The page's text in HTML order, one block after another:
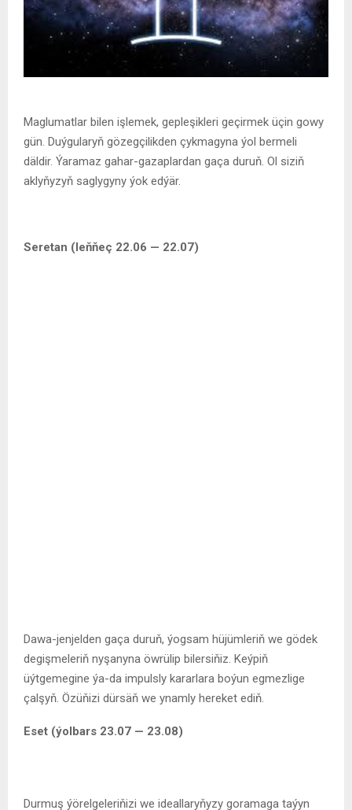
Maglumatlar bilen işlemek, gepleşikleri geçirmek üçin gowy
gün. Duýgularyň gözegçilikden çykmagyna ýol bermeli
däldir. Ýaramaz gahar-gazaplardan gaça duruň. Ol siziň
aklyňyzyň saglygyny ýok edýär.
Seretan (leňňeç 22.06 — 22.07)
Dawa-jenjelden gaça duruň, ýogsam hüjümleriň we gödek
degişmeleriň nyşanyna öwrülip bilersiňiz. Keýpiň
üýtgemegine ýa-da impulsly kararlara boýun egmezlige
çalşyň. Özüňizi dürsäň we ynamly hereket ediň.
Eset (ýolbars 23.07 — 23.08)
Durmuş ýörelgeleriňizi we ideallaryňyzy goramaga taýyn